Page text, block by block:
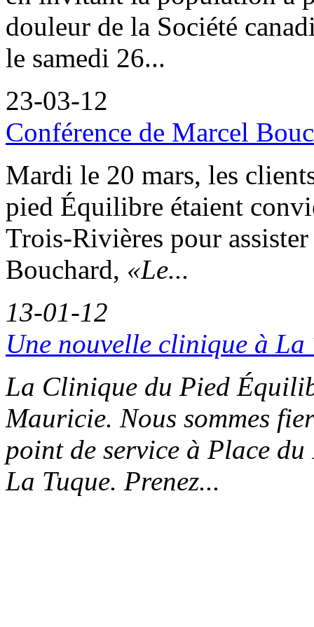
douleur de la Société
le samedi 26...
23-03-12
Conférence de Marcel
Mardi le 20 mars, les
pied Équilibre étaient
Trois-Rivières pour
Bouchard, «Le...
13-01-12
Une nouvelle clinique à La
La Clinique du Pied
Mauricie. Nous sommes
point de service à Place
La Tuque. Prenez...